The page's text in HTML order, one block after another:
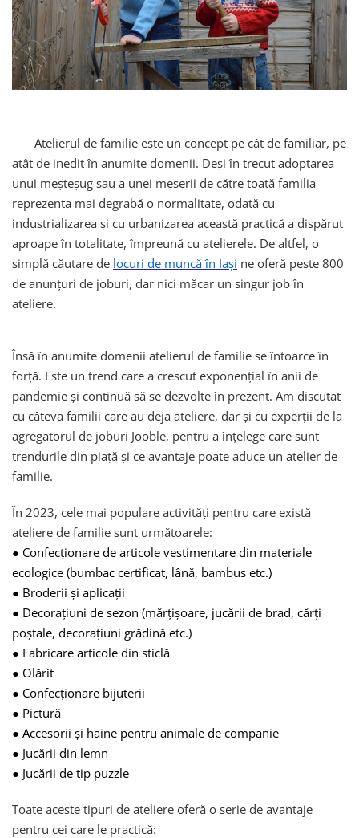
Atelierul de familie este un concept pe cât de familiar, pe
atât de inedit în anumite domenii. Deși în trecut adoptarea
unui meșteșug sau a unei meserii de către toată familia
reprezenta mai degrabă o normalitate, odată cu
industrializarea și cu urbanizarea această practică a dispărut
aproape în totalitate, împreună cu atelierele. De altfel, o
simplă căutare de locuri de muncă în Iași ne oferă peste 800
de anunțuri de joburi, dar nici măcar un singur job în
ateliere.
Însă în anumite domenii atelierul de familie se întoarce în
forță. Este un trend care a crescut exponențial în anii de
pandemie și continuă să se dezvolte în prezent. Am discutat
cu câteva familii care au deja ateliere, dar și cu experții de la
agregatorul de joburi Jooble, pentru a înțelege care sunt
trendurile din piață și ce avantaje poate aduce un atelier de
familie.
În 2023, cele mai populare activități pentru care există
ateliere de familie sunt următoarele:
● Confecționare de articole vestimentare din materiale
ecologice (bumbac certificat, lână, bambus etc.)
● Broderii și aplicații
● Decorațiuni de sezon (mărțișoare, jucării de brad, cărți
poștale, decorațiuni grădină etc.)
● Fabricare articole din sticlă
● Olărit
● Confecționare bijuterii
● Pictură
● Accesorii și haine pentru animale de companie
● Jucării din lemn
● Jucării de tip puzzle
Toate aceste tipuri de ateliere oferă o serie de avantaje
pentru cei care le practică: